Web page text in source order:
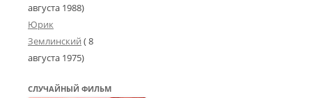
августа 1988)
Юрик
Землинский (8
августа 1975)
СЛУЧАЙНЫЙ ФИЛЬМ